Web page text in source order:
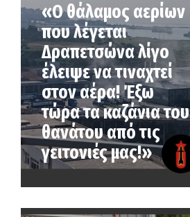
«Ο θάλαμος αερίων
που λέγεται
Δραπετσώνα λίγο
έλειψε να τιναχτεί
στον αέρα! Έξω
τώρα τα καζάνια του
θανάτου από τις
γειτονιές μας!»